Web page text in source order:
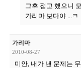
그후 접고 했으니
가리마 보다야 ...ㅋ
가리마
2010-08-27
미안, 내가 낸 문제는